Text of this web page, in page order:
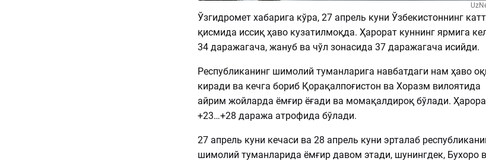
Ўзгидромет хабарига кўра, 27 апрель куни Ўзбекистоннинг
қисмида иссиқ ҳаво кузатилмоқда. Ҳарорат куннинг ярмига
34 даражагача, жануб ва чўл зонасида 37 даражагача исийди.
Республиканинг шимолий туманларига навбатдаги нам ҳаво
киради ва кечга бориб Қорақалпоғистон ва Хоразм вилоятида
айрим жойларда ёмғир ёғади ва момақалдироқ бўлади.
+23…+28 даража атрофида бўлади.
27 апрель куни кечаси ва 28 апрель куни эрталаб
шимолий туманларида ёмғир давом этади, шунингдек, Бухоро